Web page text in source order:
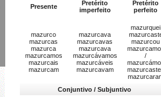
Presente
Pretérito
imperfeito
Pretérito
perfeito
mazurco
mazurcas
mazurca
mazurcamos
mazurcais
mazurcam
mazurcava
mazurcavas
mazurcava
mazurcávamos
mazurcáveis
mazurcavam
mazurquei
mazurcou
/
Conjuntivo / Subjuntivo